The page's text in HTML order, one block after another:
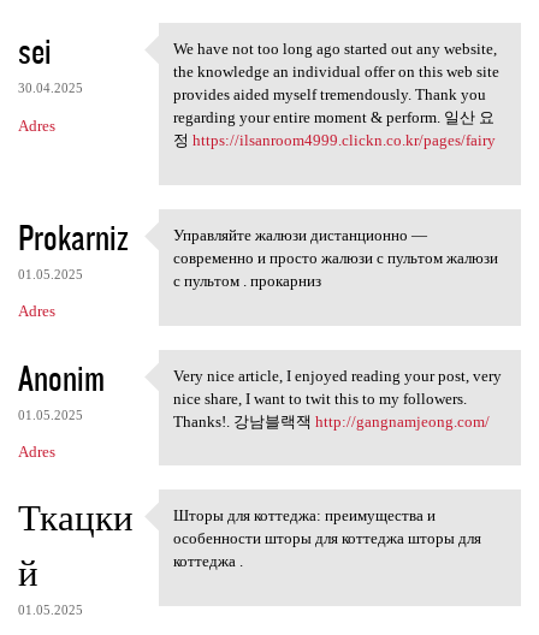
sei
30.04.2025
Adres
We have not too long ago
We have not too long ago started out any website,
the knowledge an individual offer on this web site
provides aided myself tremendously. Thank you
regarding your entire moment & perform. 일산 요
정 https://ilsanroom4999.clickn.co.kr/pages/fairy
Prokarniz
01.05.2025
Adres
Управляйте жалюзи
Управляйте жалюзи дистанционно —
современно и просто жалюзи с пультом жалюзи
с пультом . прокарниз
Anonim
01.05.2025
Adres
Very nice article, I enjoyed
Very nice article, I enjoyed reading your post, very
nice share, I want to twit this to my followers.
Thanks!. 강남블랙잭 http://gangnamjeong.com/
Ткацки
й
01.05.2025
Шторы для коттеджа:
Шторы для коттеджа: преимущества и
особенности шторы для коттеджа шторы для
коттеджа .